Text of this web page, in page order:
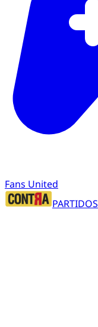
Fans United
PARTIDOS